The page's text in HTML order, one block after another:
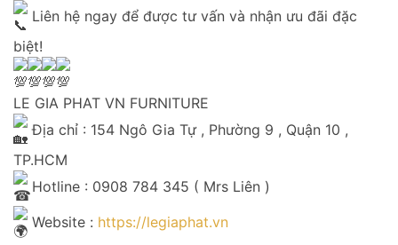
Liên hệ ngay để được tư vấn và nhận ưu đãi đặc
biệt!
LE GIA PHAT VN FURNITURE
Địa chỉ : 154 Ngô Gia Tự , Phường 9 , Quận 10 ,
TP.HCM
Hotline : 0908 784 345 ( Mrs Liên )
Website : https://legiaphat.vn